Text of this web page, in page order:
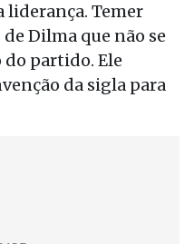
liderança. Temer
Dilma que não se
partido. Ele
da sigla para